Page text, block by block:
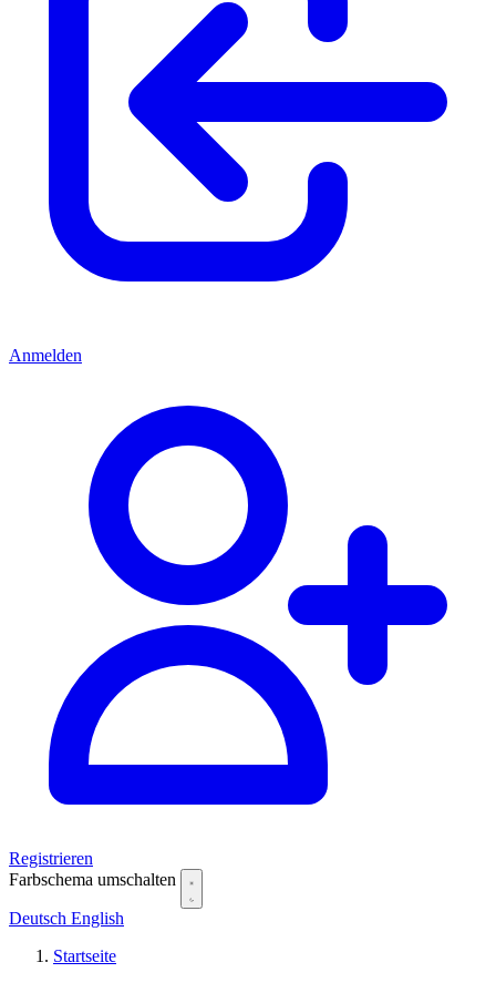
Anmelden
Registrieren
Farbschema umschalten
Deutsch English
Startseite